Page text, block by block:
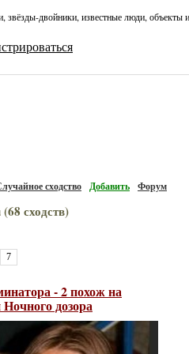
звёзды-двойники, известные люди, объекты
сходство Добавить Форум
сходств)
7
- 2 похож на
дозора